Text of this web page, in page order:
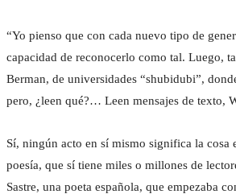
“Yo pienso que con cada nuevo tipo de
capacidad de reconocerlo como tal. Luego,
Berman, de universidades “shubidubi”,
pero, ¿leen qué?… Leen mensajes de texto,
Sí, ningún acto en sí mismo significa la cosa
poesía, que sí tiene miles o millones de
Sastre, una poeta española, que empezaba